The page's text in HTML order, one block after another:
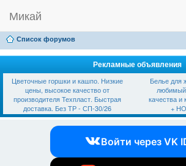
Микай
Ссылки
Список форумов
Рекламные объявления
Цветочные горшки и кашпо. Низкие
цены, высокое качество от
производителя Техпласт. Быстрая
доставка. Без ТР - СП-30/26
Белье для
любимый
качества
+
Войти через VK